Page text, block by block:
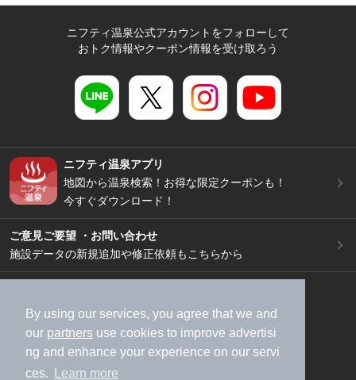
By using our services, you agree that we and
our partners use cookies to improve advertisi
ng and enhance your experience on our servi
ces.
Learn more
ニフティ温泉公式アカウントをフォローして
おトク情報やクーポン情報を受け取ろう
ニフティ温泉アプリ
地図から温泉検索！お得な限定クーポンも！
今すぐダウンロード！
ご意見ご要望 ・お問い合わせ
施設データの新規追加や修正依頼もこちらから
加盟店募集（資料請求）
広告出稿のご案内
利用規約
ライフスタイルMEMBERS+規約
特定商取引法に基づく表記
ヘルプ
採用情報